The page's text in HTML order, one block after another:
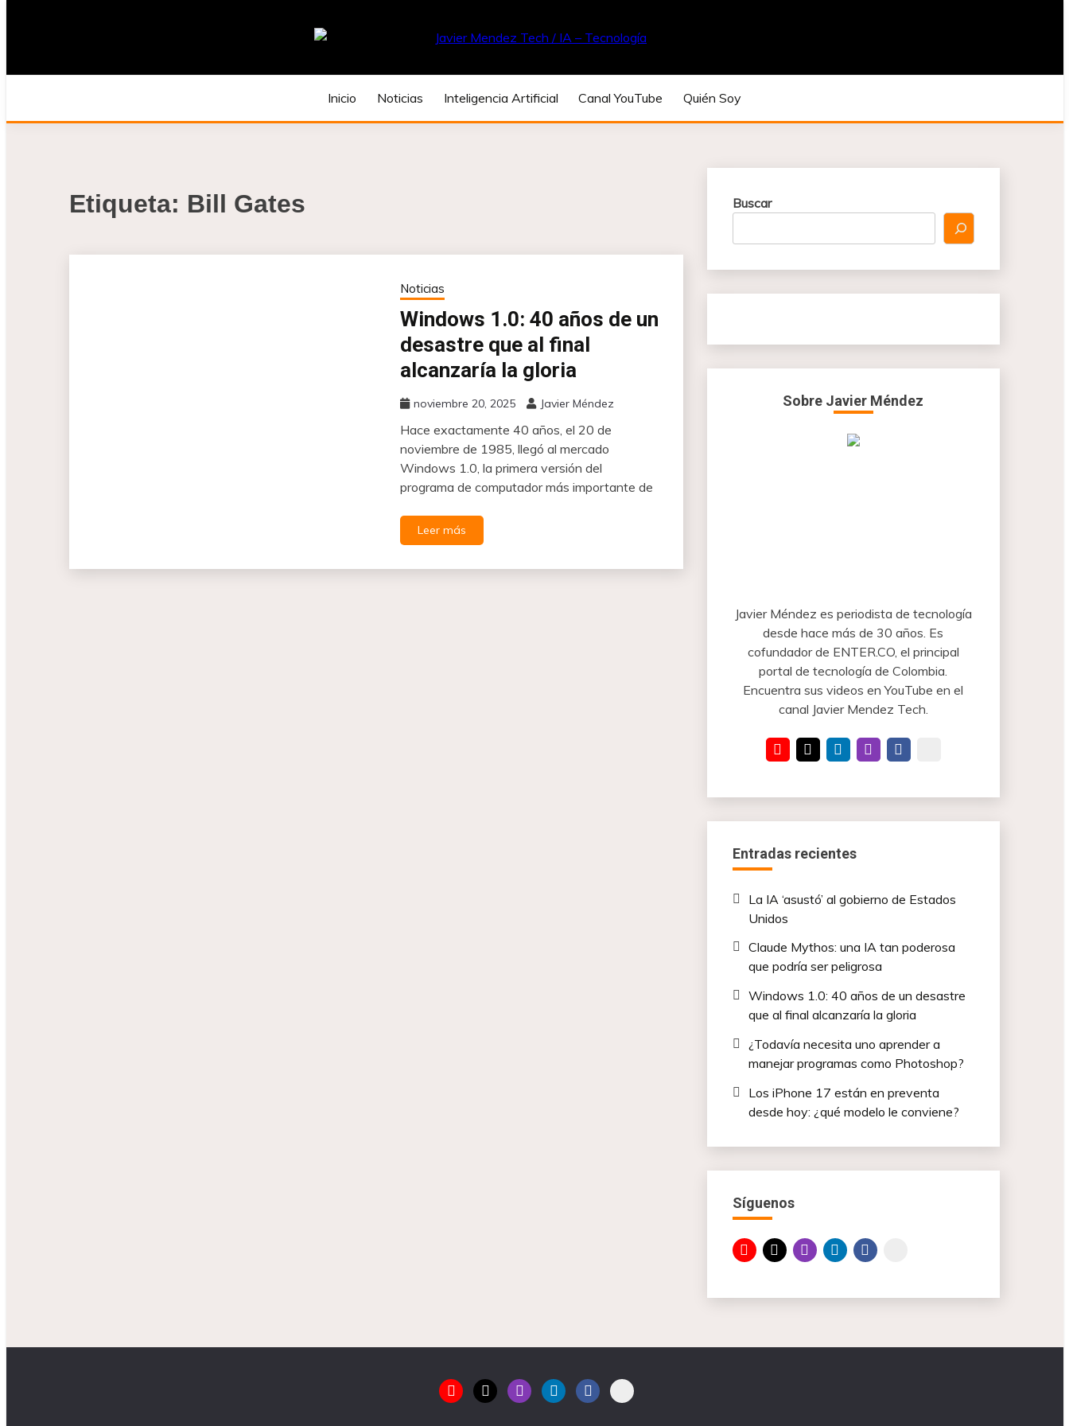
JAVIER MENDEZ TECH / IA – TECNOLOGÍA
Inicio Noticias Inteligencia Artificial Canal YouTube Quién Soy
Etiqueta: Bill Gates
Noticias
Windows 1.0: 40 años de un
desastre que al final
alcanzaría la gloria
noviembre 20, 2025 Javier Méndez
Hace exactamente 40 años, el 20 de
noviembre de 1985, llegó al mercado
Windows 1.0, la primera versión del
programa de computador más importante de
Leer más
Buscar
Sobre Javier Méndez
Javier Méndez es periodista de tecnología
desde hace más de 30 años. Es
cofundador de ENTER.CO, el principal
portal de tecnología de Colombia.
Encuentra sus videos en YouTube en el
canal Javier Mendez Tech.
Entradas recientes
La IA ‘asustó’ al gobierno de Estados
Unidos
Claude Mythos: una IA tan poderosa
que podría ser peligrosa
Windows 1.0: 40 años de un desastre
que al final alcanzaría la gloria
¿Todavía necesita uno aprender a
manejar programas como Photoshop?
Los iPhone 17 están en preventa
desde hoy: ¿qué modelo le conviene?
Síguenos